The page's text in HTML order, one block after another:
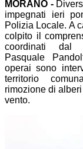
MORANO -
impegnati ieri
Polizia Locale. A
colpito il
coordinati dal
Pasquale
operai sono
territorio
rimozione di
vento.